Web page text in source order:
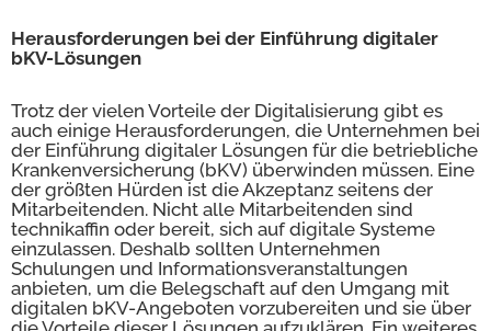
Herausforderungen bei der Einführung digitaler
bKV-Lösungen
Trotz der vielen Vorteile der Digitalisierung gibt es
auch einige Herausforderungen, die Unternehmen bei
der Einführung digitaler Lösungen für die betriebliche
Krankenversicherung (bKV) überwinden müssen. Eine
der größten Hürden ist die Akzeptanz seitens der
Mitarbeitenden. Nicht alle Mitarbeitenden sind
technikaffin oder bereit, sich auf digitale Systeme
einzulassen. Deshalb sollten Unternehmen
Schulungen und Informationsveranstaltungen
anbieten, um die Belegschaft auf den Umgang mit
digitalen bKV-Angeboten vorzubereiten und sie über